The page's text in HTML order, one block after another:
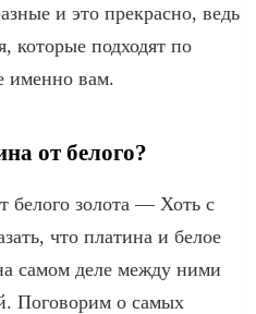
и это прекрасно, ведь
которые подходят по
именно вам.
от белого?
белого золота — Хоть с
что платина и белое
самом деле между ними
Поговорим о самых